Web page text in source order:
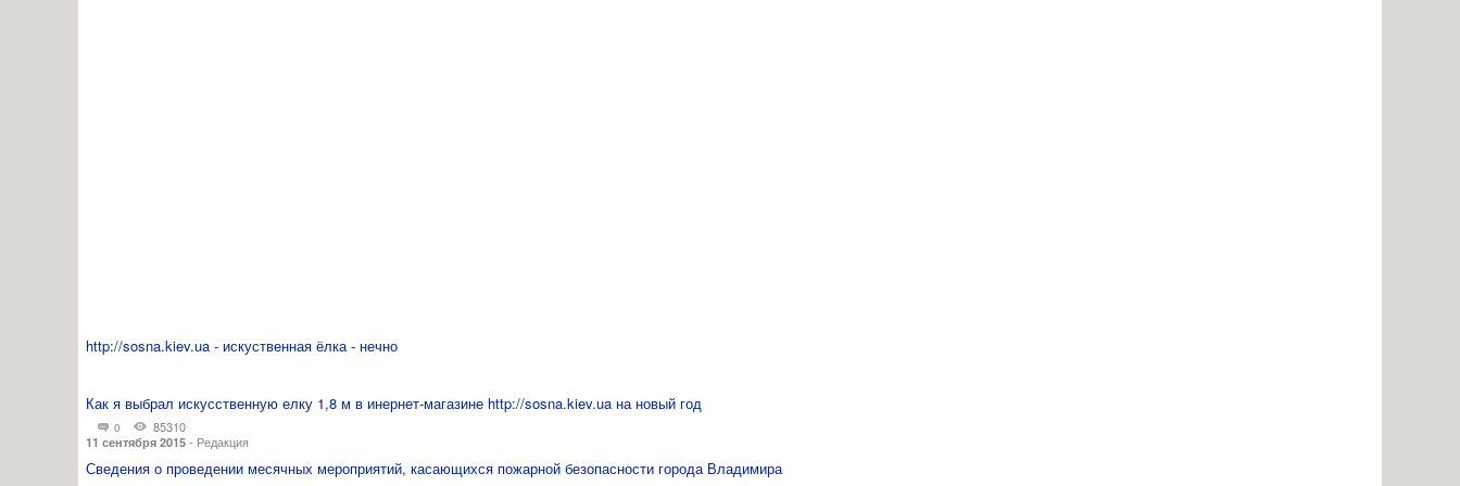
http://sosna.kiev.ua - искуственная ёлка - нечно
Как я выбрал искусственную елку 1,8 м в инернет-магазине http://sosna.kiev.ua на новый год
0 85310
11 сентября 2015 - Редакция
Сведения о проведении месячных мероприятий, касающихся пожарной безопасности города Владимира